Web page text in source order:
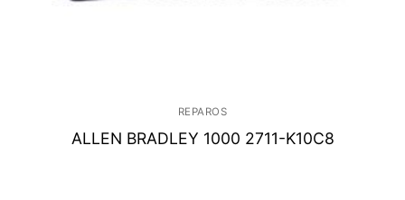
REPAROS
ALLEN BRADLEY 1000 2711-K10C8